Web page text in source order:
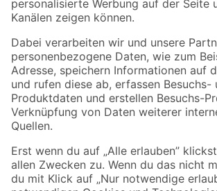
Folge uns
Zahlungsarten Versandarten
Sicher einkaufen
Jetzt die toom-App herunterladen